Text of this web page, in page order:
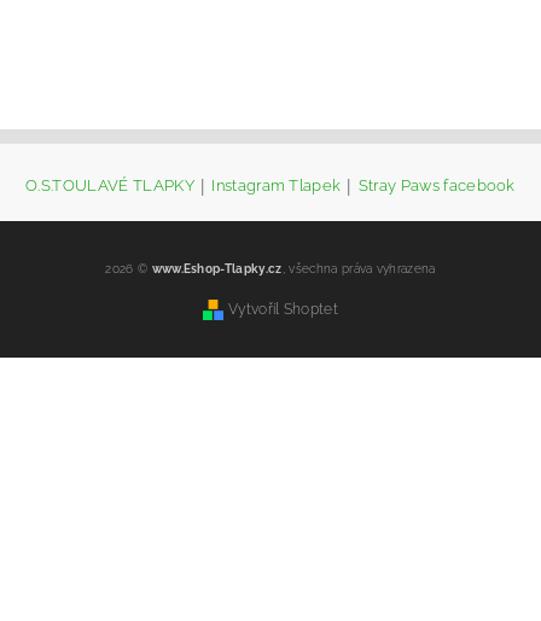
O.S.TOULAVÉ TLAPKY Instagram Tlapek Stray Paws facebook
2026 © www.Eshop-Tlapky.cz, všechna práva vyhrazena
Vytvořil Shoptet